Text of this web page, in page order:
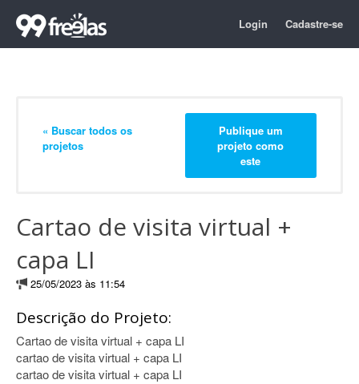
Login Cadastre-se
« Buscar todos os
projetos
Publique um
projeto como
este
Cartao de visita virtual +
capa LI
25/05/2023 às 11:54
Descrição do Projeto:
Cartao de visita virtual + capa LI
cartao de visita virtual + capa LI
cartao de visita virtual + capa LI